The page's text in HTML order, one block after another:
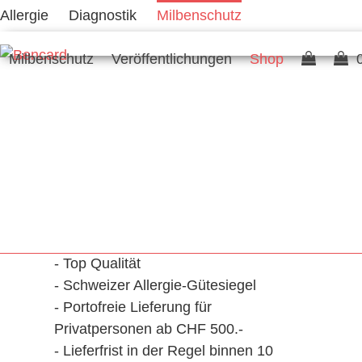
Skip
content
Allergie Diagnostik Milbenschutz
Milbenschutz Veröffentlichungen Shop
- Top Qualität
- Schweizer Allergie-Gütesiegel
- Portofreie Lieferung für
Privatpersonen ab CHF 500.-
- Lieferfrist in der Regel binnen 10